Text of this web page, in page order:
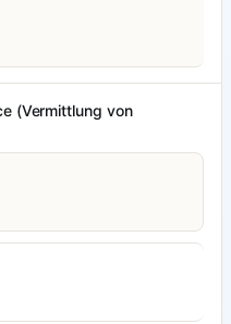
(Vermittlung von